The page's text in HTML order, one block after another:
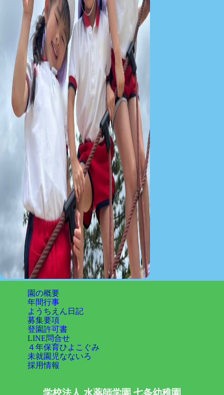
園の概要
年間行事
ようちえん日記
募集要項
登園許可書
LINE問合せ
４年保育ひよこぐみ
未就園児なないろ
採用情報
学校法人 水薬師学園 七条幼稚園